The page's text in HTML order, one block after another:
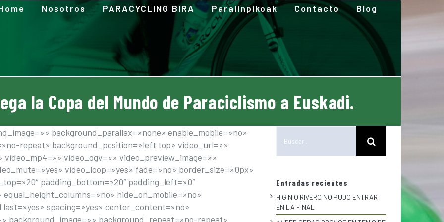
Nosotros PARACYCLING BIRA Paralinpikoak Contacto Blog
la Copa del Mundo de Paraciclismo a Euskadi.
background_parallax=»none» enable_mobile=»no»
repeat» background_position=»left top» video_url=»»
video_ogv=»» video_preview_image=»»
video_loop=»yes» fade=»no» border_size=»0px»
padding_bottom=»20″ padding_left=»0″
hide_on_mobile=»no»
spacing=»yes» center_content=»no»
background_image=»» background_repeat=»no-repeat»
Entradas recientes
HIGINIO RIVERO NO PUDO ENTRAR
EN LA FINAL